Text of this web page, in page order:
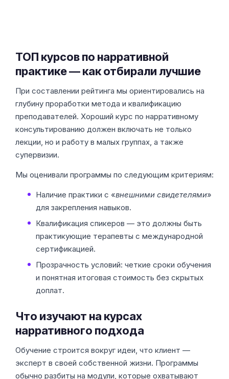
ТОП курсов по нарративной
практике — как отбирали лучшие
При составлении рейтинга мы ориентировались на
глубину проработки метода и квалификацию
преподавателей. Хороший курс по нарративному
консультированию должен включать не только
лекции, но и работу в малых группах, а также
супервизии.
Мы оценивали программы по следующим критериям:
Наличие практики с «внешними свидетелями»
для закрепления навыков.
Квалификация спикеров — это должны быть
практикующие терапевты с международной
сертификацией.
Прозрачность условий: четкие сроки обучения
и понятная итоговая стоимость без скрытых
доплат.
Что изучают на курсах
нарративного подхода
Обучение строится вокруг идеи, что клиент —
эксперт в своей собственной жизни. Программы
обычно разбиты на модули, которые охватывают